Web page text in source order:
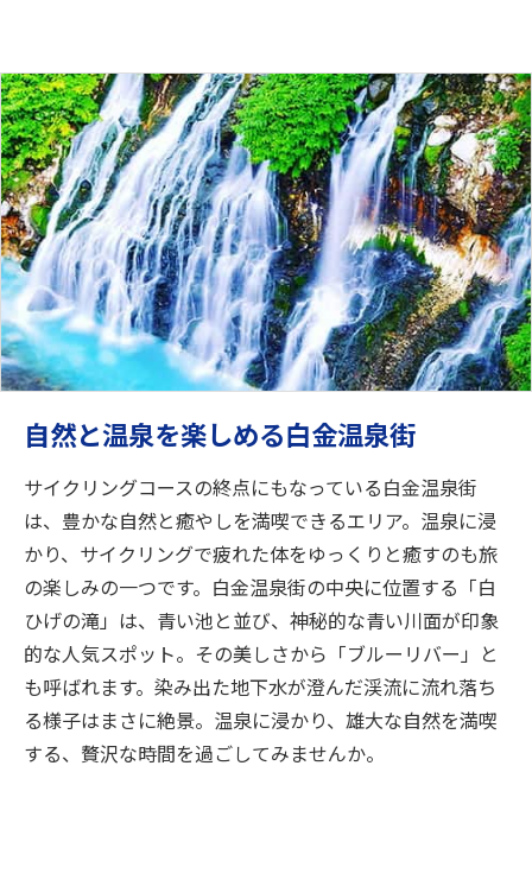
自然と温泉を楽しめる白金温泉街
サイクリングコースの終点にもなっている白金温泉街
は、豊かな自然と癒やしを満喫できるエリア。温泉に浸
かり、サイクリングで疲れた体をゆっくりと癒すのも旅
の楽しみの一つです。白金温泉街の中央に位置する「白
ひげの滝」は、青い池と並び、神秘的な青い川面が印象
的な人気スポット。その美しさから「ブルーリバー」と
も呼ばれます。染み出た地下水が澄んだ渓流に流れ落ち
る様子はまさに絶景。温泉に浸かり、雄大な自然を満喫
する、贅沢な時間を過ごしてみませんか。